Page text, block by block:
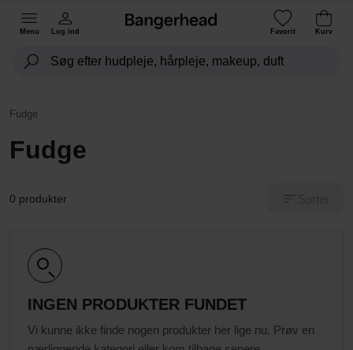
Menu Log ind Favorit Kurv
Fudge
Fudge
0 produkter
INGEN PRODUKTER FUNDET
Vi kunne ikke finde nogen produkter her lige nu. Prøv en